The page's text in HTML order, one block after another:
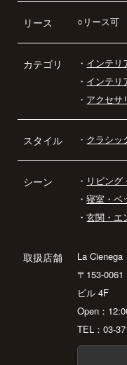
リース ○リース可
カテゴリ ・ インテリ
・ インテリ
・ アクセサ
スタイル ・ クラシッ
シーン ・ リビング
・寝室・ベ
・玄関・エ
取扱店舗
La Cienega
〒153-
ビル 4F
Open：
TEL：03-